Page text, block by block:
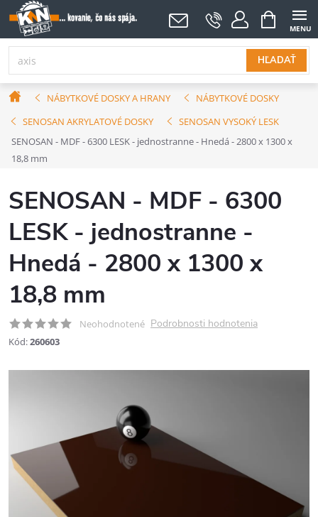
Prejsť
na
obsah
HĽADAŤ
NÁKUPNÝ
KOŠÍK
DomovNÁBYTKOVÉ DOSKY A HRANY
NÁBYTKOVÉ DOSKY
SENOSAN AKRYLATOVÉ DOSKY
SENOSAN VYSOKÝ LESK
SENOSAN - MDF - 6300 LESK - jednostranne - Hnedá - 2800 x 1300 x
18,8 mm
SENOSAN - MDF - 6300
LESK - jednostranne -
Hnedá - 2800 x 1300 x
18,8 mm
Neohodnotené Podrobnosti hodnotenia
Kód:260603